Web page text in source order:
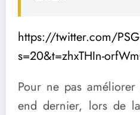
https://twitter.com/
s=20&t=zhxTHIn-
Pour ne pas
end dernier, lors de